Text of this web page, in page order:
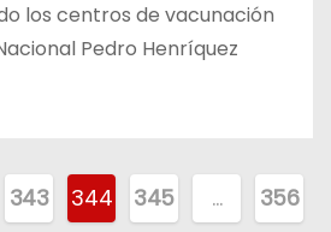
los centros de vacunación
Pedro Henríquez
343 344 345 … 356